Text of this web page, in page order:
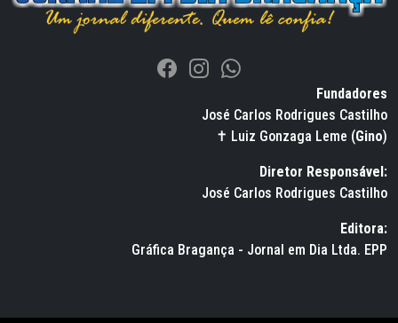
Fundadores
José Carlos Rodrigues Castilho
✝ Luiz Gonzaga Leme (Gino)
Diretor Responsável:
José Carlos Rodrigues Castilho
Editora:
Gráfica Bragança - Jornal em Dia Ltda. EPP